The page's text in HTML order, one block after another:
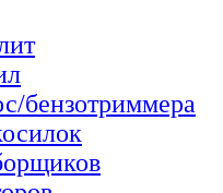
бензотриммера